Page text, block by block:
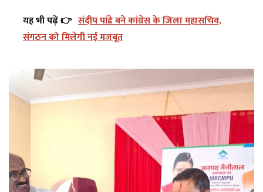
यह भी पढ़ें 👉 संदीप पांडे बने कांग्रेस के जिला महासचिव,
संगठन को मिलेगी नई मजबूत